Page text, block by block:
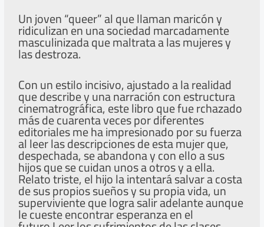
Un joven “queer” al que llaman maricón y
ridiculizan en una sociedad marcadamente
masculinizada que maltrata a las mujeres y
las destroza.
Con un estilo incisivo, ajustado a la realidad
que describe y una narración con estructura
cinematrográfica, este libro que fue rchazado
más de cuarenta veces por diferentes
editoriales me ha impresionado por su fuerza
al leer las descripciones de esta mujer que,
despechada, se abandona y con ello a sus
hijos que se cuidan unos a otros y a ella.
Relato triste, el hijo la intentará salvar a costa
de sus propios sueños y su propia vida, un
superviviente que logra salir adelante aunque
le cueste encontrar esperanza en el